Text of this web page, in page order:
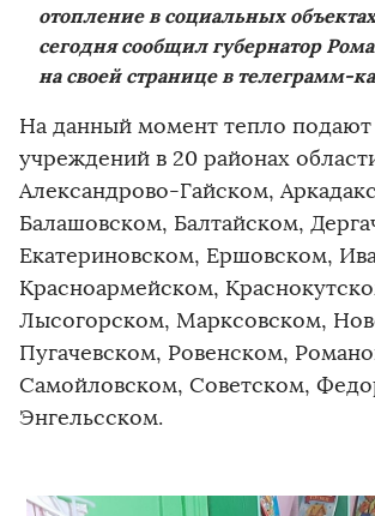
отопление в социальных
сегодня сообщил губернатор
на своей странице в телеграмм-
На данный момент тепло подают
учреждений в 20 районах
Александрово-Гайском,
Балашовском, Балтайском,
Екатериновском, Ершовском,
Красноармейском,
Лысогорском, Марксовском,
Пугачевском, Ровенском,
Самойловском, Советском,
Энгельсском.